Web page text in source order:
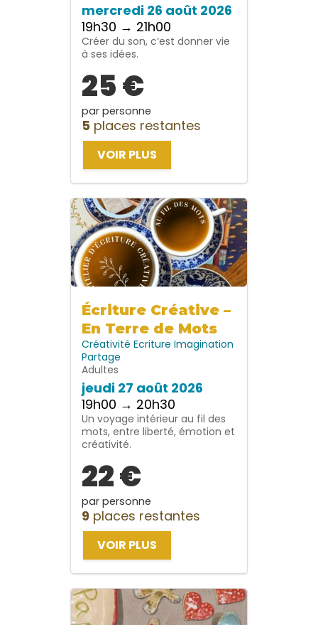
mercredi 26 août 2026
19h30 → 21h00
Créer du son, c’est donner vie
à ses idées.
25 €
par personne
5 places restantes
VOIR PLUS
Écriture Créative –
En Terre de Mots
Créativité Ecriture Imagination
Partage
Adultes
jeudi 27 août 2026
19h00 → 20h30
Un voyage intérieur au fil des
mots, entre liberté, émotion et
créativité.
22 €
par personne
9 places restantes
VOIR PLUS